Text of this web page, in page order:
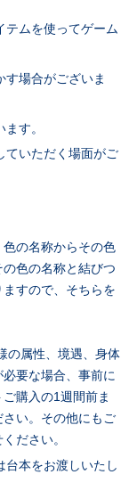
テムを使ってゲーム
す場合がございま
す。
ていただく場面がご
の名称からその色
色の名称と結びつ
すので、そちらを
の属性、境遇、身体
要な場合、事前に
購入の1週間前ま
い。その他にもご
ださい。
台本をお渡しいたし